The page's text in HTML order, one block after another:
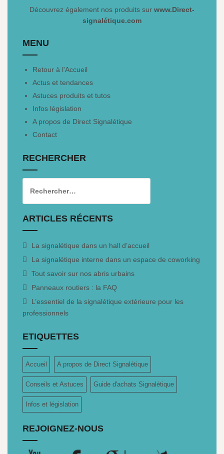
Découvrez également nos produits sur www.Direct-
signalétique.com
MENU
Retour à l'Accueil
Actus et tendances
Astuces produits et tutos
Infos législation
A propos de Direct Signalétique
Contact
RECHERCHER
ARTICLES RÉCENTS
La signalétique dans un hall d’accueil
La signalétique interne dans un espace de coworking
Tout savoir sur nos abris urbains
Panneaux routiers : la FAQ
L’essentiel de la signalétique extérieure pour les
professionnels
ETIQUETTES
Accueil A propos de Direct Signalétique
Conseils et Astuces Guide d'achats Signalétique
Infos et législation
REJOIGNEZ-NOUS